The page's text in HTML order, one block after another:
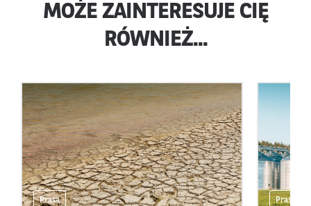
MOŻE ZAINTERESUJE CIĘ
RÓWNIEŻ...
Prasa Prasa